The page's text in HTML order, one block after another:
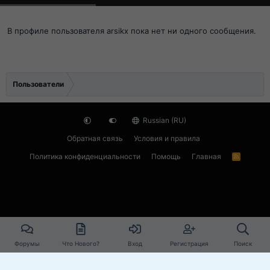
В профиле пользователя arsikx пока нет ни одного сообщения.
Пользователи
Russian (RU)
Обратная связь
Условия и правила
Политика конфиденциальности
Помощь Главная
R
Форумы Что Нового? Вход Регистрация Поиск